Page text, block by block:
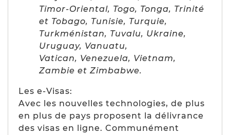
Timor-Oriental, Togo, Tonga, Trinité
et Tobago, Tunisie, Turquie,
Turkménistan, Tuvalu, Ukraine,
Uruguay, Vanuatu,
Vatican, Venezuela, Vietnam,
Zambie et Zimbabwe.
Les e-Visas:
Avec les nouvelles technologies, de plus
en plus de pays proposent la délivrance
des visas en ligne. Communément